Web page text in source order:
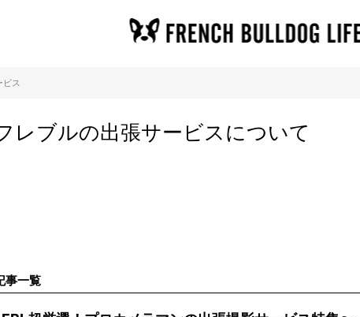
ビス
レブルの出張サービスについて
事一覧